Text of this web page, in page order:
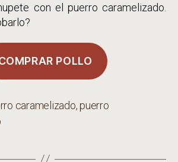
con el puerro caramelizado.
POLLO
caramelizado,puerro